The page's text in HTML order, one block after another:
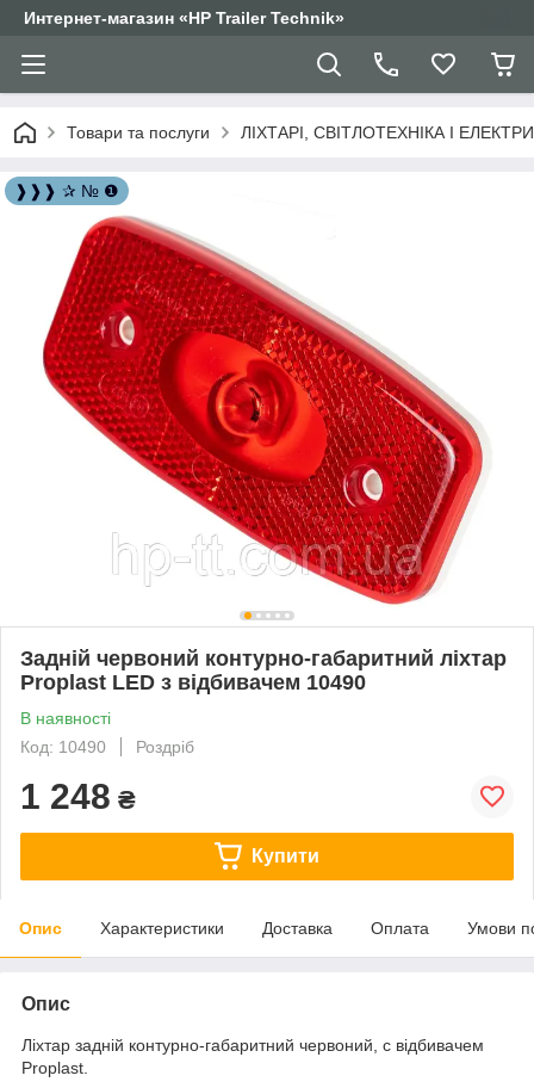
Интернет-магазин «HP Trailer Technik»
Товари та послуги ЛІХТАРІ, СВІТЛОТЕХНІКА І
❱❱❱ ✰ № ❶
Задній червоний контурно-габаритний ліхтар
Proplast LED з відбивачем 10490
В наявності
Код: 10490
Роздріб
1 248 ₴
Купити
Опис Характеристики Доставка Оплата Умови
Опис
Ліхтар задній контурно-габаритний червоний, c відбивачем
Proplast.